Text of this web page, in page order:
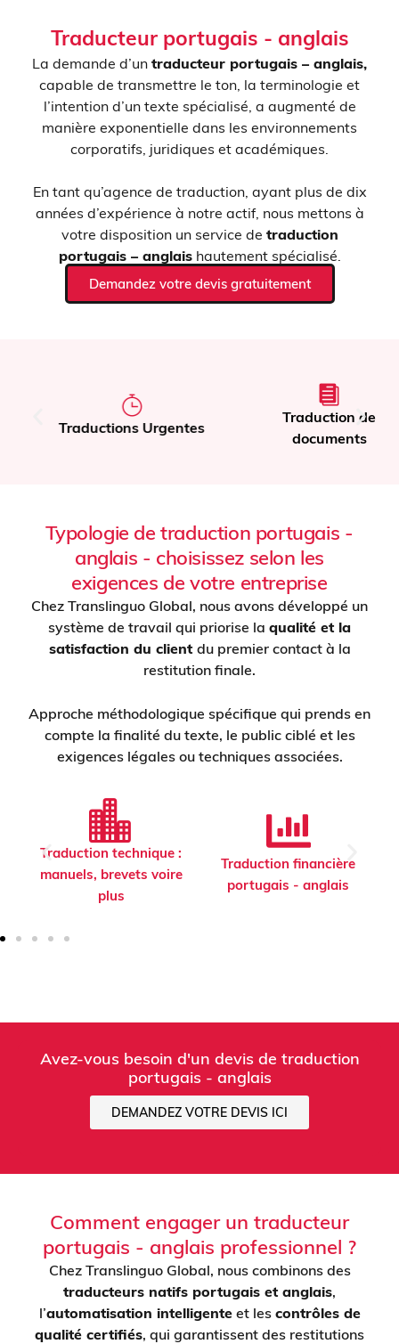
Traducteur portugais - anglais
La demande d’un traducteur portugais – anglais,
capable de transmettre le ton, la terminologie et
l’intention d’un texte spécialisé, a augmenté de
manière exponentielle dans les environnements
corporatifs, juridiques et académiques.
En tant qu’agence de traduction, ayant plus de dix
années d’expérience à notre actif, nous mettons à
votre disposition un service de traduction
portugais – anglaishautement spécialisé.
Demandez votre devis gratuitement
Traductions Urgentes
Traduction de
documents
Typologie de traduction portugais -
anglais - choisissez selon les
exigences de votre entreprise
Chez Translinguo Global, nous avons développé un
système de travail qui priorise la qualité et la
satisfaction du client du premier contact à la
restitution finale.
Approche méthodologique spécifique qui prends en
compte la finalité du texte, le public ciblé et les
exigences légales ou techniques associées.
Traduction technique :
manuels, brevets voire
plus
Traduction financière
portugais - anglais
Avez-vous besoin d'un devis de traduction
portugais - anglais
DEMANDEZ VOTRE DEVIS ICI
Comment engager un traducteur
portugais - anglais professionnel ?
Chez Translinguo Global, nous combinons des
traducteurs natifs portugais et anglais,
l’automatisation intelligenteet les contrôles de
qualité certifiés, qui garantissent des restitutions